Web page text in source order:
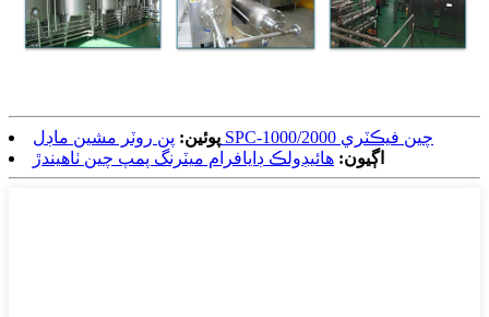
پوئين:
پن روٽر مشين ماڊل SPC-1000/2000 چين فيڪٽري
اڳيون: هائيڊولڪ ڊايافرام ميٽرنگ پمپ چين ٺاهيندڙ